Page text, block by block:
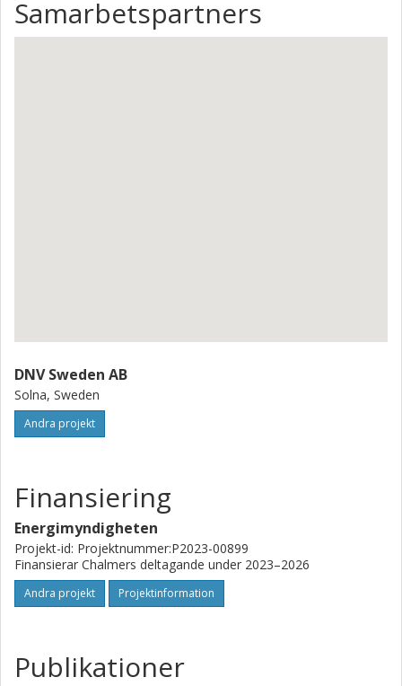
Samarbetspartners
DNV Sweden AB
Solna, Sweden
Andra projekt
Finansiering
Energimyndigheten
Projekt-id: Projektnummer:P2023-00899
Finansierar Chalmers deltagande under 2023–2026
Andra projekt Projektinformation
Publikationer